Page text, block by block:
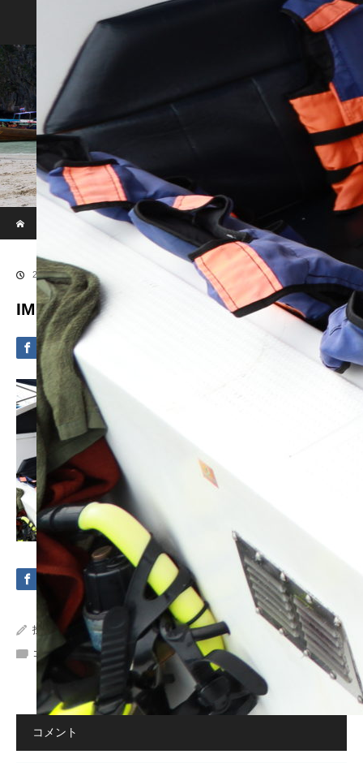
Phi Phi & Khai Island by Speed Boat
IMG_3035
2020.09.10
IMG_3035
投稿者: Crystal Sea Marine
コメント:
コメント